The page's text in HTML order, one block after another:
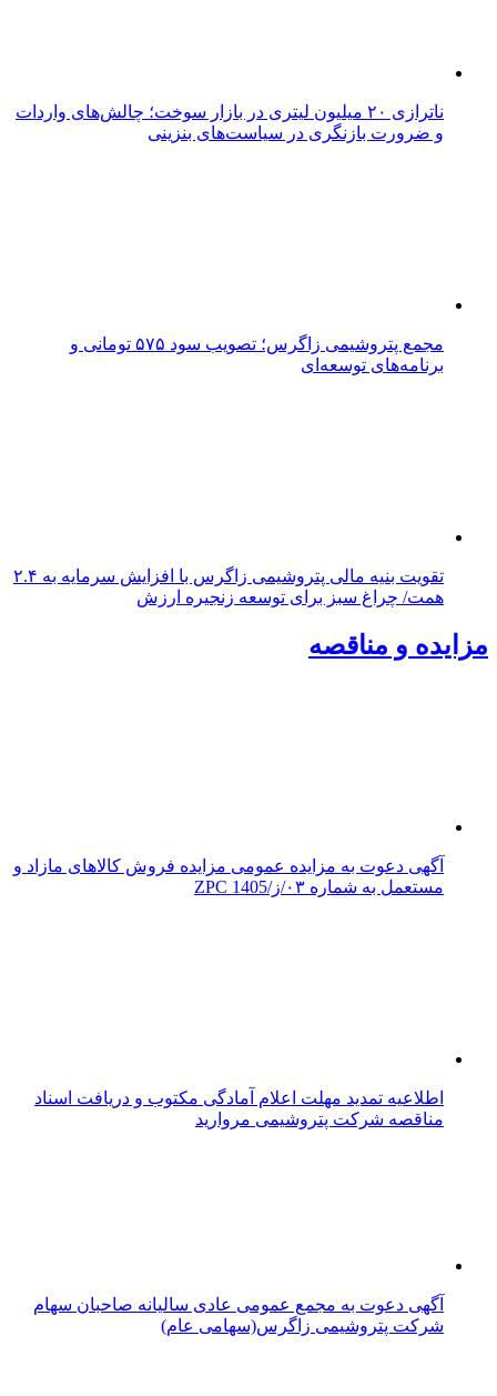
ناترازی ۲۰ میلیون لیتری در بازار سوخت؛ چالش‌های واردات
و ضرورت بازنگری در سیاست‌های بنزینی
مجمع پتروشیمی زاگرس؛ تصویب سود ۵۷۵ تومانی و
برنامه‌های توسعه‌ای
تقویت بنیه مالی پتروشیمی زاگرس با افزایش سرمایه به ۲.۴
همت/ چراغ سبز برای توسعه زنجیره ارزش
مزایده و مناقصه
آگهی دعوت به مزایده عمومی مزایده فروش کالاهای مازاد و
مستعمل به شماره ۰۳/ز/ZPC 1405
اطلاعیه تمدید مهلت اعلام آمادگی مکتوب و دریافت اسناد
مناقصه شرکت پتروشیمی مروارید
آگهی دعوت به مجمع عمومی عادی سالیانه صاحبان سهام
شرکت پتروشیمی زاگرس(سهامی عام)